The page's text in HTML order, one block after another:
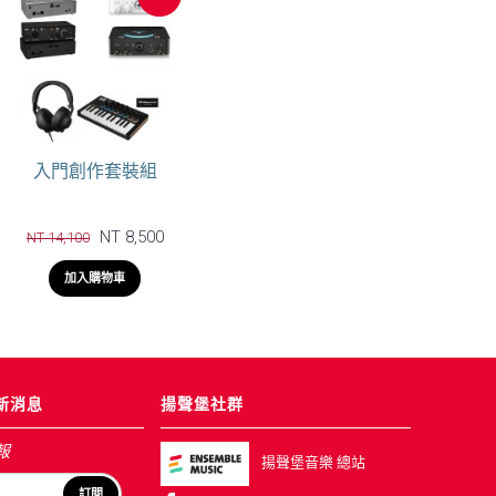
入門創作套裝組
NT 14,100 NT 8,500
加入購物車
消息 揚聲堡社群
揚聲堡音樂 總站